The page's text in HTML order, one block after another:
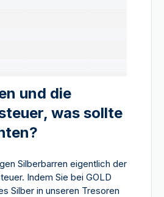
und die
was sollte
Silberbarren eigentlich der
Indem Sie bei GOLD
Silber in unseren Tresoren